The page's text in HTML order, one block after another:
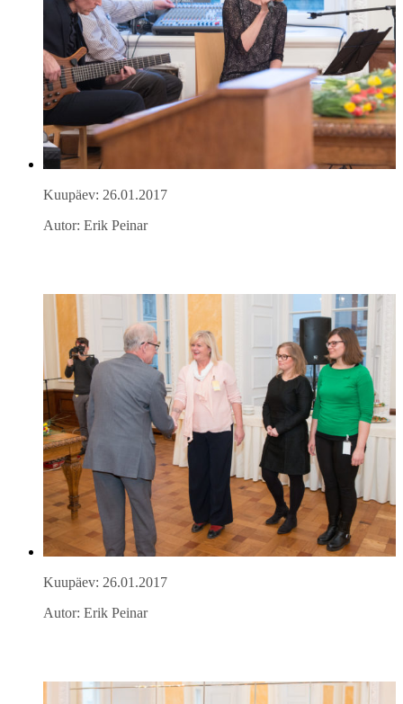
Kuupäev: 26.01.2017
Autor: Erik Peinar
Kuupäev: 26.01.2017
Autor: Erik Peinar